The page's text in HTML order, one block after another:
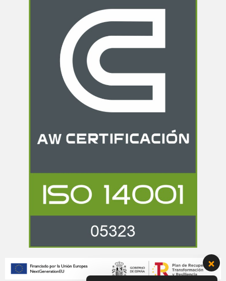
Bienvenido a Grupo Renova,
estamos aqui para solucionar
todas tus dudas.
Hola!!